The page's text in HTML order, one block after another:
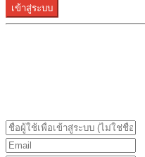
เข้าสู่ระบบ